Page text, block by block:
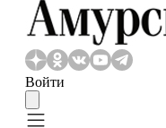
Войти